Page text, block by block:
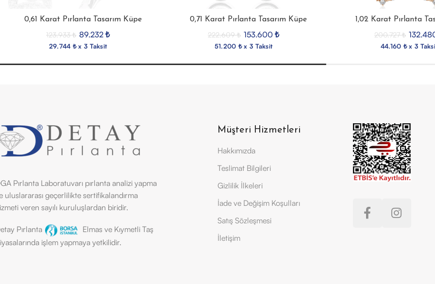
0,61 Karat Pırlanta Tasarım Küpe
123.933₺ 89.232 ₺
29.744 ₺ x 3 Taksit
0,71 Karat Pırlanta Tasarım Küpe
222.609₺ 153.600 ₺
51.200 ₺ x 3 Taksit
1,02 Karat Pırlanta
200.727₺
44.160 ₺ x 3
Pırlanta Laboratuvarı pırlanta analizi yapma
uluslararası geçerlilikte sertifikalandırma
veren sayılı kuruluşlardan biridir.
Pırlanta
Elmas ve Kıymetli Taş
işlem yapmaya yetkilidir.
Müşteri Hizmetleri
Hakkımızda
Teslimat Bilgileri
Gizlilik İlkeleri
İade ve Değişim Koşulları
Satış Sözleşmesi
İletişim